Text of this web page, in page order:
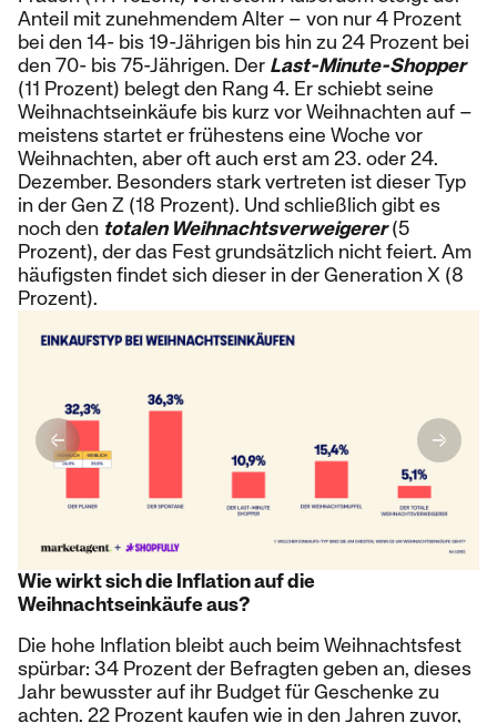
Anteil mit zunehmendem Alter – von nur 4 Prozent
bei den 14- bis 19-Jährigen bis hin zu 24 Prozent bei
den 70- bis 75-Jährigen. Der Last-Minute-Shopper
(11 Prozent) belegt den Rang 4. Er schiebt seine
Weihnachtseinkäufe bis kurz vor Weihnachten auf –
meistens startet er frühestens eine Woche vor
Weihnachten, aber oft auch erst am 23. oder 24.
Dezember. Besonders stark vertreten ist dieser Typ
in der Gen Z (18 Prozent). Und schließlich gibt es
noch den totalen Weihnachtsverweigerer(5
Prozent), der das Fest grundsätzlich nicht feiert. Am
häufigsten findet sich dieser in der Generation X (8
Prozent).
Wie wirkt sich die Inflation auf die
Weihnachtseinkäufe aus?
Die hohe Inflation bleibt auch beim Weihnachtsfest
spürbar: 34 Prozent der Befragten geben an, dieses
Jahr bewusster auf ihr Budget für Geschenke zu
achten. 22 Prozent kaufen wie in den Jahren zuvor,